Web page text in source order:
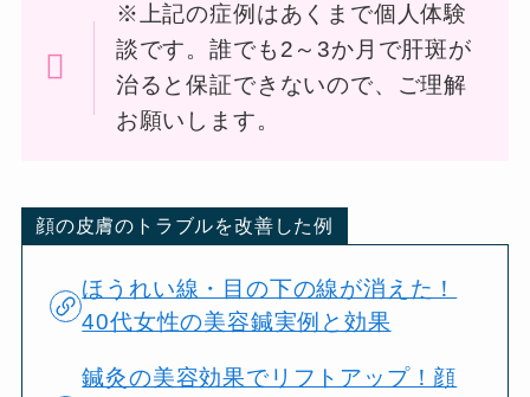
※上記の症例はあくまで個人体験
談です。誰でも2～3か月で肝斑が
治ると保証できないので、ご理解
お願いします。
顔の皮膚のトラブルを改善した例
ほうれい線・目の下の線が消えた！
40代女性の美容鍼実例と効果
鍼灸の美容効果でリフトアップ！顔